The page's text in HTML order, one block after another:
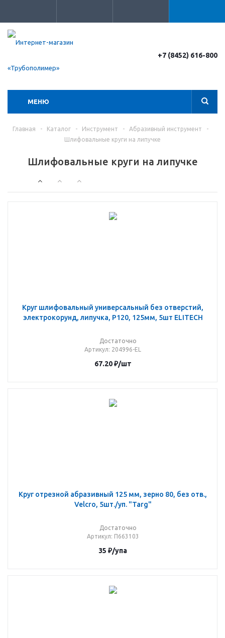
+7 (8452) 616-800
МЕНЮ
Главная - Каталог - Инструмент - Абразивный инструмент
-
Шлифовальные круги на липучке
Шлифовальные круги на липучке
Круг шлифовальный универсальный без отверстий,
электрокорунд, липучка, P120, 125мм, 5шт ELITECH
Достаточно
Артикул: 204996-EL
67.20₽/шт
Круг отрезной абразивный 125 мм, зерно 80, без отв.,
Velcro, 5шт./уп. "Targ"
Достаточно
Артикул: П663103
35 ₽/упа